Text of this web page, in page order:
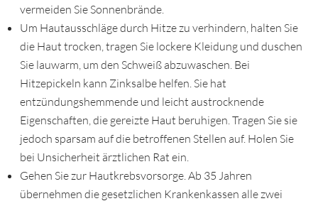
vermeiden Sie Sonnenbrände.
Um Hautausschläge durch Hitze zu verhindern, halten Sie
die Haut trocken, tragen Sie lockere Kleidung und duschen
Sie lauwarm, um den Schweiß abzuwaschen. Bei
Hitzepickeln kann Zinksalbe helfen. Sie hat
entzündungshemmende und leicht austrocknende
Eigenschaften, die gereizte Haut beruhigen. Tragen Sie sie
jedoch sparsam auf die betroffenen Stellen auf. Holen Sie
bei Unsicherheit ärztlichen Rat ein.
Gehen Sie zur Hautkrebsvorsorge. Ab 35 Jahren
übernehmen die gesetzlichen Krankenkassen alle zwei